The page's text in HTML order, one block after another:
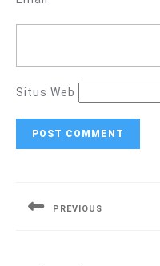
Situs Web
PREVIOUS